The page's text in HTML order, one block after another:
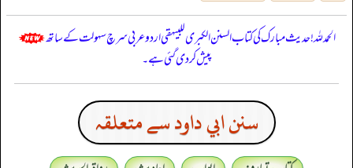
الحمدللہ! حدیث مبارک کی کتاب السنن الكبرى للبيهقي اردو عربی سرچ سہولت کے ساتھ
پیش کر دی گئی ہے۔
سنن ابي داود سے متعلقہ